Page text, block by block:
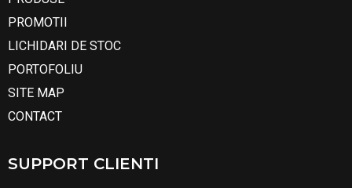
PROMOTII
LICHIDARI DE STOC
PORTOFOLIU
SITE MAP
CONTACT
SUPPORT CLIENTI